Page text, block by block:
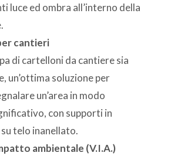
luce ed ombra all’interno della
cantieri
di cartelloni da cantiere sia
un’ottima soluzione per
un’area in modo
con supporti in
telo inanellato.
ambientale (V.I.A.)